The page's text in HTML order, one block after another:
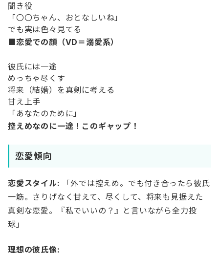
聞き役
「〇〇ちゃん、おとなしいね」
でも実は色々見てる
■恋愛での顔（VD＝溺愛系）
彼氏には一途
めっちゃ尽くす
将来（結婚）を真剣に考える
甘え上手
「あなたのために」
控えめなのに一途！このギャップ！
恋愛傾向
恋愛スタイル: 「外では控えめ。でも付き合ったら彼氏
一筋。さりげなく甘えて、尽くして、将来も見据えた
真剣な恋愛。『私でいいの？』と言いながら全力投
球」
理想の彼氏像: